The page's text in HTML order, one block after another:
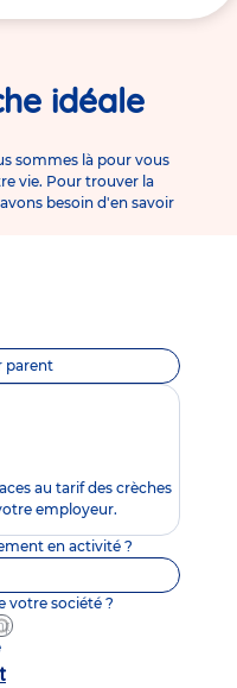
idéale
sommes là pour vous
vie. Pour trouver la
besoin d'en savoir
parent
au tarif des crèches
employeur.
en activité ?
votre société ?